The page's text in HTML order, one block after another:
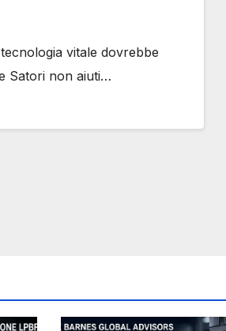
vitale dovrebbe
Satori non aiuti…